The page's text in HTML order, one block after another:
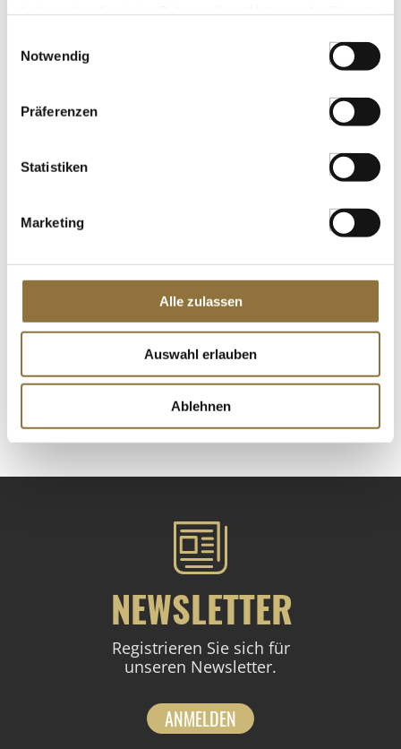
Notwendig
Präferenzen
Statistiken
Marketing
Alle zulassen
Auswahl erlauben
Ablehnen
€ 1,41
€ 14,10/ kg
LEBENSMITTELKENNZEICHNUNGEN
Pasta de Achiote (rote Anatto-Paste),
€ 26,09/ kg
NEWSLETTER
Registrieren Sie sich für
unseren Newsletter.
ANMELDEN